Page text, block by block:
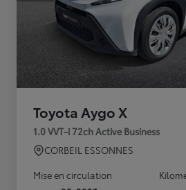
Toyota Aygo X
1.0 VVT-i 72ch Active Business
CORBEIL ESSONNES
Mise en circulation